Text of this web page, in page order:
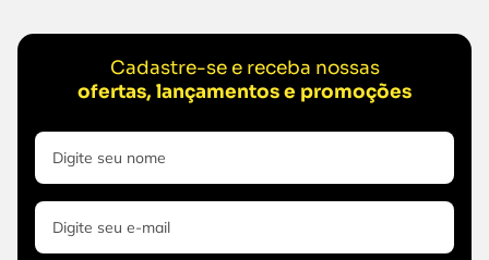
Cadastre-se e receba nossas
ofertas, lançamentos e promoções